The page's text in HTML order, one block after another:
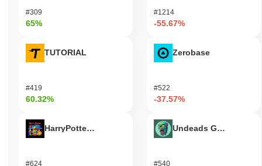
#309
65%
TUTORIAL
#419
60.32%
HarryPotterObamaSonic10Inu (ETH)
#624
#1214
-55.67%
Zerobase
#522
-37.57%
Undeads Games
#540